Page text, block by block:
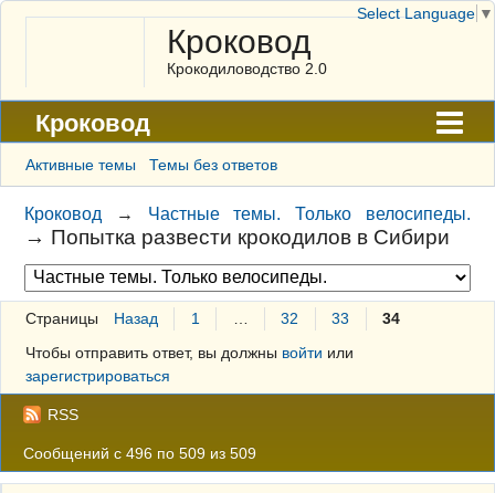
Кроковод
Крокодиловодство 2.0
Кроковод
Форум
Архив
ГАЛЕРЕЯ
Правила
Поиск
Регистрация
Вход
Активные темы Темы без ответов
Кроковод → Частные темы. Только велосипеды.
→ Попытка развести крокодилов в Сибири
Страницы Назад 1 32 33
34
Чтобы отправить ответ, вы должны войти или
зарегистрироваться
RSS
Сообщений с 496 по 509 из 509
Select Language ▼